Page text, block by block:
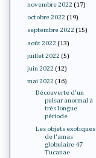
novembre 2022 (17)
octobre 2022 (19)
septembre 2022 (15)
août 2022 (13)
juillet 2022 (5)
juin 2022 (12)
mai 2022 (16)
Découverte d'un
pulsar anormal à
très longue
période
Les objets exotiques
de l'amas
globulaire 47
Tucanae